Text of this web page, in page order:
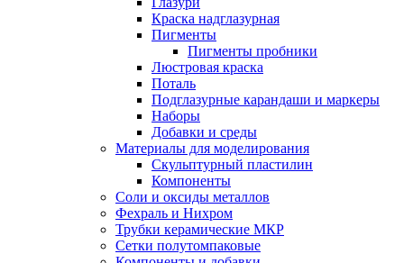
Краска надглазурная
Пигменты
Пигменты пробники
Люстровая краска
Поталь
Подглазурные карандаши и маркеры
Наборы
Добавки и среды
Материалы для моделирования
Скульптурный пластилин
Компоненты
Соли и оксиды металлов
Фехраль и Нихром
Трубки керамические МКР
Сетки полутомпаковые